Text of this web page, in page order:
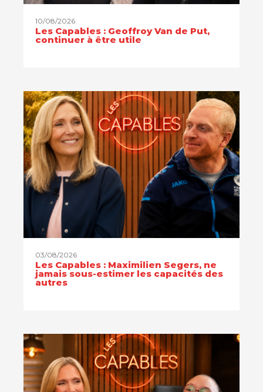
10/08/2026
Les Capables : Geoffroy Van de Put,
continuer à être utile
03/08/2026
Les Capables : Maximilien Segers, ne
jamais sous-estimer les capacités des
autres